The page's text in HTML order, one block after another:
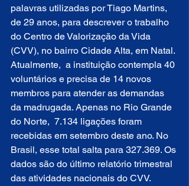
palavras utilizadas por Tiago Martins,
de 29 anos, para descrever o trabalho
do Centro de Valorização da Vida
(CVV), no bairro Cidade Alta, em Natal.
Atualmente,  a instituição contempla 40
voluntários e precisa de 14 novos
membros para atender as demandas
da madrugada. Apenas no Rio Grande
do Norte,  7.134 ligações foram
recebidas em setembro deste ano. No
Brasil, esse total salta para 327.369. Os
dados são do último relatório trimestral
das atividades nacionais do CVV.